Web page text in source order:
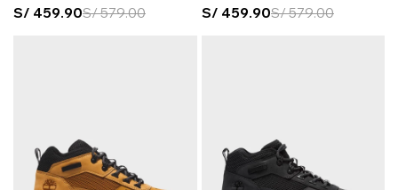
S/ 459.90S/579.00 S/ 459.90S/579.00